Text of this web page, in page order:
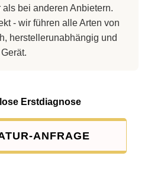
bei anderen Anbietern.
- wir führen alle Arten von
herstellerunabhängig und
Erstdiagnose
ANFRAGE